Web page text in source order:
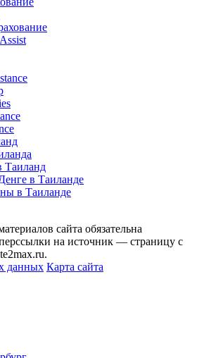
Таиланд
в Таиланде
в Таиланде
сайта обязательна
на источник — страницу с
данных Карта сайта